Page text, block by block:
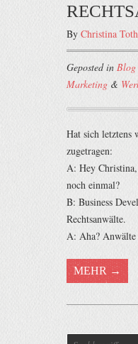
By Christina Toth
Geposted in Blog
Marketing &
Hat sich letztens
zugetragen:
A: Hey
noch einmal?
B: Business
Rechtsanwälte.
A: Aha? Anwälte
MEHR →